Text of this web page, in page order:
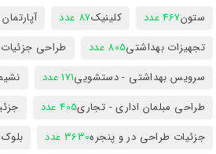
ستون467 عدد کلینیک87 عدد
تجهیزات بهداشتی805 عدد طراحی
سرویس بهداشتی - دستشویی171 عدد
طراحی مبلمان اداری - تجاری405 عدد
جزئیات طراحی در و پنجره3630 عدد